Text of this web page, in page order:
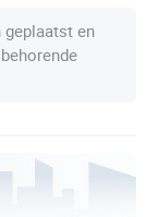
geplaatst en